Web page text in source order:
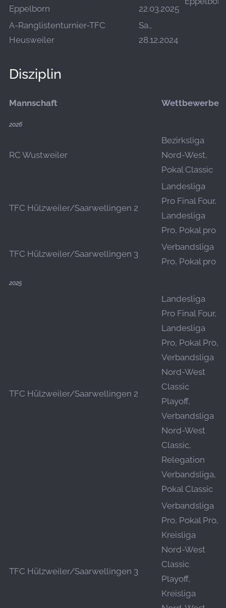
Eppelborn
22.03.2025
A-Ranglistenturnier-TFC
Heusweiler
Sa.,
28.12.2024
Disziplin
Mannschaft Wettbewerbe
2026
RC Wustweiler
Bezirksliga
Nord-West,
Pokal Classic
TFC Hülzweiler/Saarwellingen 2
Landesliga
Pro Final Four,
Landesliga
Pro, Pokal pro
TFC Hülzweiler/Saarwellingen 3
Verbandsliga
Pro, Pokal pro
2025
TFC Hülzweiler/Saarwellingen 2
Landesliga
Pro Final Four,
Landesliga
Pro, Pokal Pro,
Verbandsliga
Nord-West
Classic
Playoff,
Verbandsliga
Nord-West
Classic,
Relegation
Verbandsliga,
Pokal Classic
TFC Hülzweiler/Saarwellingen 3
Verbandsliga
Pro, Pokal Pro,
Kreisliga
Nord-West
Classic
Playoff,
Kreisliga